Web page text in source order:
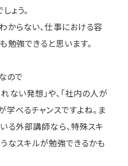
ょう。
からない、仕事における容
勉強できると思います。
ので
ない発想」や、「社内の人が
学べるチャンスですよね。ま
る外部講師なら、特殊スキ
なスキルが勉強できるかも